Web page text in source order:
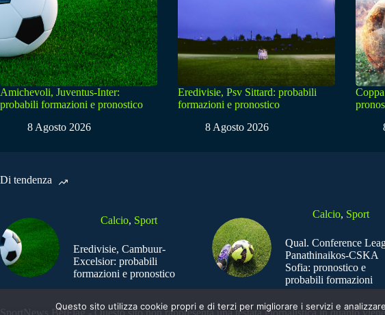
Amichevoli, Juventus-Inter:
probabili formazioni e pronostico
8 Agosto 2026
Eredivisie, Psv Sittard: probabili
formazioni e pronostico
8 Agosto 2026
Di tendenza
Calcio, Sport
Eredivisie, Cambuur-
Excelsior: probabili
formazioni e pronostico
Calcio, Sport
Qual. Conference
Panathinaikos-CSKA
Sofia: pronostico e
probabili formazioni
Questo sito utilizza cookie propri e di terzi per migliorare i servizi e